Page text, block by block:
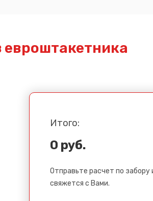
евроштакетника
Итого:
0 руб.
Отправьте расчет по
свяжется с Вами.